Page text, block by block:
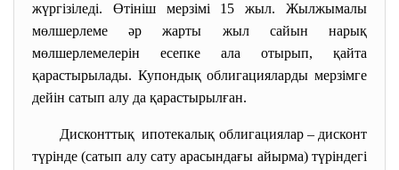
жүргізіледі. Өтініш мерзімі 15 жыл. Жылжымалы
мөлшерлеме әр жарты жыл сайын нарық
мөлшерлемелерін есепке ала отырып, қайта
қарастырылады. Купондық облигацияларды мерзімге
дейін сатып алу да қарастырылған.
Дисконттық ипотекалық облигациялар – дисконт
түрінде (сатып алу сату арасындағы айырма) түріндегі